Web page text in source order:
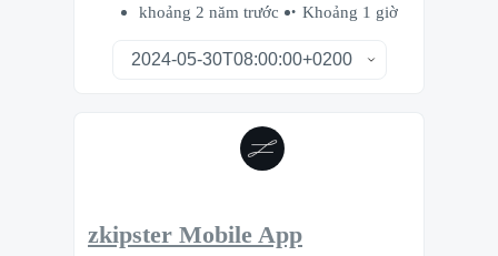
khoảng 2 năm trước Khoảng 1 giờ
zkipster Mobile App